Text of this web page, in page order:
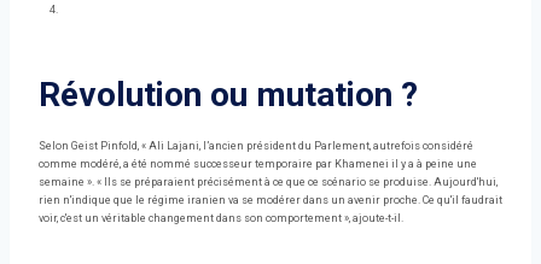
Révolution ou mutation ?
Selon Geist Pinfold, « Ali Lajani, l’ancien président du Parlement, autrefois considéré
comme modéré, a été nommé successeur temporaire par Khamenei il y a à peine une
semaine ». « Ils se préparaient précisément à ce que ce scénario se produise. Aujourd'hui,
rien n'indique que le régime iranien va se modérer dans un avenir proche. Ce qu'il faudrait
voir, c'est un véritable changement dans son comportement », ajoute-t-il.